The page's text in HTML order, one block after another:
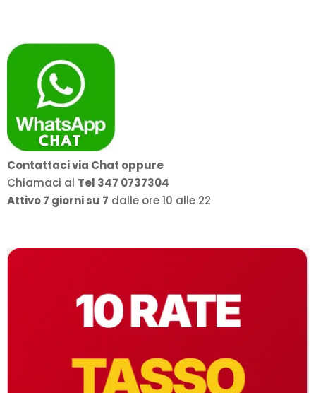
a
829,00€
Contattaci via Chat oppure
Chiamaci al Tel 347 0737304
Attivo 7 giorni su 7 dalle ore 10 alle 22